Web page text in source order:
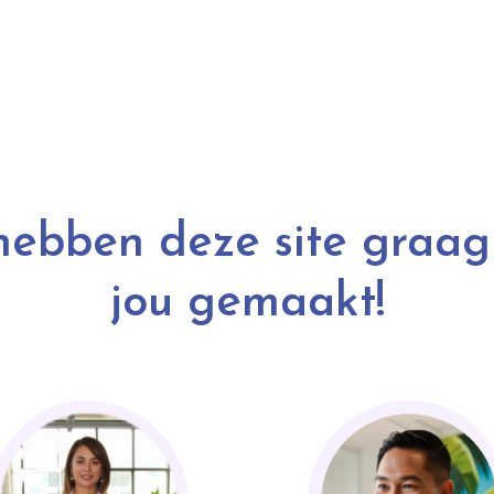
deze site
jou gemaakt!